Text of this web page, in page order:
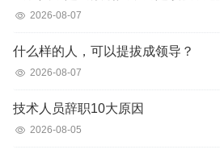
2026-08-07
什么样的人，可以提拔成领导？
2026-08-07
技术人员辞职10大原因
2026-08-05